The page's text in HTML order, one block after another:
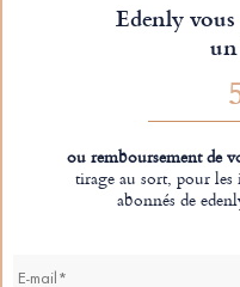
Edenly
ou remboursement de
tirage au sort, pour les
abonnés de